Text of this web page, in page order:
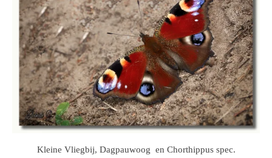
Kleine Vliegbij, Dagpauwoog en Chorthippus spec.